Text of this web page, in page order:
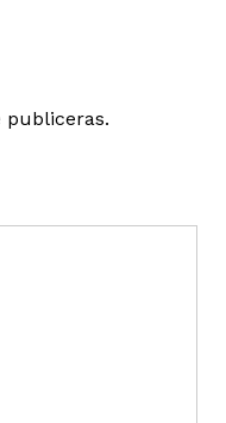
publiceras.